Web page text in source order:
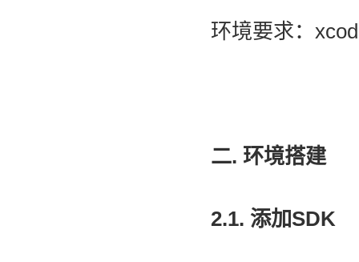
环境要求：
二. 环境搭建
2.1. 添加SDK